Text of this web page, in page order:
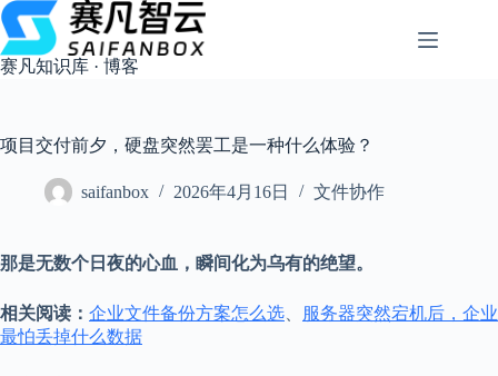
跳
过
内
容
赛凡知识库 · 博客
项目交付前夕，硬盘突然罢工是一种什么体验？
saifanbox 2026年4月16日 文件协作
那是无数个日夜的心血，瞬间化为乌有的绝望。
相关阅读： 企业文件备份方案怎么选
服务器突然宕机后，企业
最怕丢掉什么数据